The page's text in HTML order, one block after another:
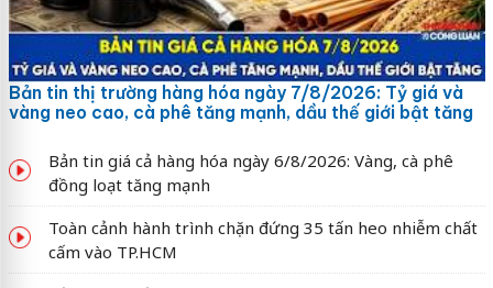
Bản tin thị trường hàng hóa ngày 7/8/2026: Tỷ giá và
vàng neo cao, cà phê tăng mạnh, dầu thế giới bật tăng
Bản tin giá cả hàng hóa ngày 6/8/2026: Vàng, cà phê
đồng loạt tăng mạnh
Toàn cảnh hành trình chặn đứng 35 tấn heo nhiễm chất
cấm vào TP.HCM